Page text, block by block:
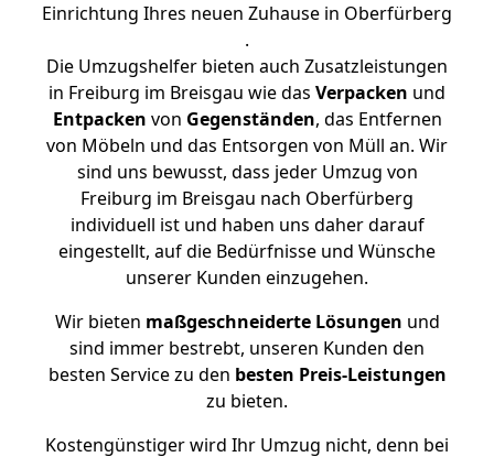
Einrichtung Ihres neuen Zuhause in Oberfürberg
.
Die Umzugshelfer bieten auch Zusatzleistungen
in Freiburg im Breisgau wie das Verpacken und
Entpacken von Gegenständen, das Entfernen
von Möbeln und das Entsorgen von Müll an. Wir
sind uns bewusst, dass jeder Umzug von
Freiburg im Breisgau nach Oberfürberg
individuell ist und haben uns daher darauf
eingestellt, auf die Bedürfnisse und Wünsche
unserer Kunden einzugehen.
Wir bieten maßgeschneiderte Lösungen und
sind immer bestrebt, unseren Kunden den
besten Service zu den besten Preis-Leistungen
zu bieten.
Kostengünstiger wird Ihr Umzug nicht, denn bei